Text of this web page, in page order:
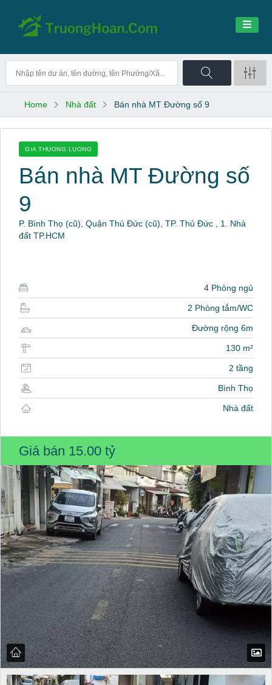
Home Nhà đất Bán nhà MT Đường số 9
GIA THUONG LUONG
Bán nhà MT Đường số
9
P. Bình Thọ (cũ), Quận Thủ Đức (cũ), TP. Thủ Đức , 1. Nhà
đất TP.HCM
4 Phòng ngủ
2 Phòng tắm/WC
Đường rộng 6m
130 m²
2 tầng
Bình Thọ
Nhà đất
Giá bán 15.00 tỷ